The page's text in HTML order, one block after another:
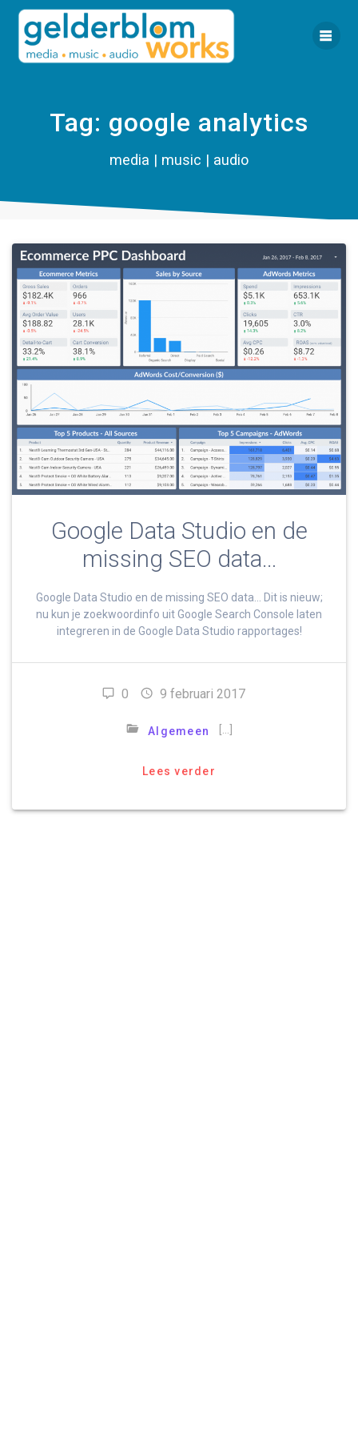
Ga
naar
de
inhoud
Tag: google analytics
media | music | audio
Google Data Studio en de
missing SEO data…
Google Data Studio en de missing SEO data… Dit is nieuw;
nu kun je zoekwoordinfo uit Google Search Console laten
integreren in de Google Data Studio rapportages!
0 9 februari 2017
Algemeen […]
Lees verder